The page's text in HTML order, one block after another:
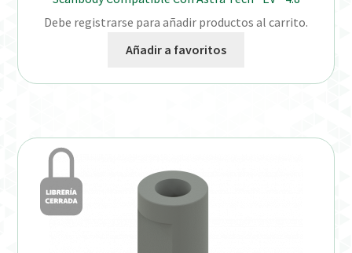
Debe registrarse para añadir productos al carrito.
Añadir a favoritos